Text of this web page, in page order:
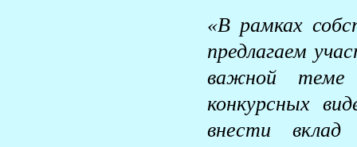
«В рамках
предлагаем
важной теме
конкурсных
внести